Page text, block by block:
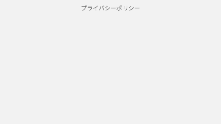
プライバシーポリシー